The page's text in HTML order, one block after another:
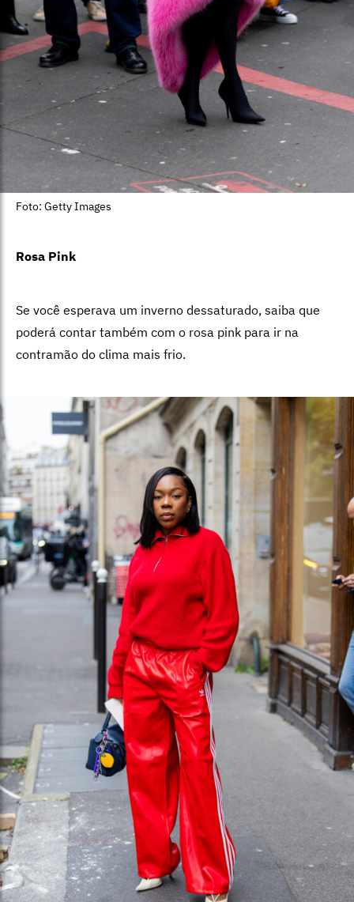
Foto: Getty Images
Rosa Pink
Se você esperava um inverno dessaturado, saiba que
poderá contar também com o rosa pink para ir na
contramão do clima mais frio.